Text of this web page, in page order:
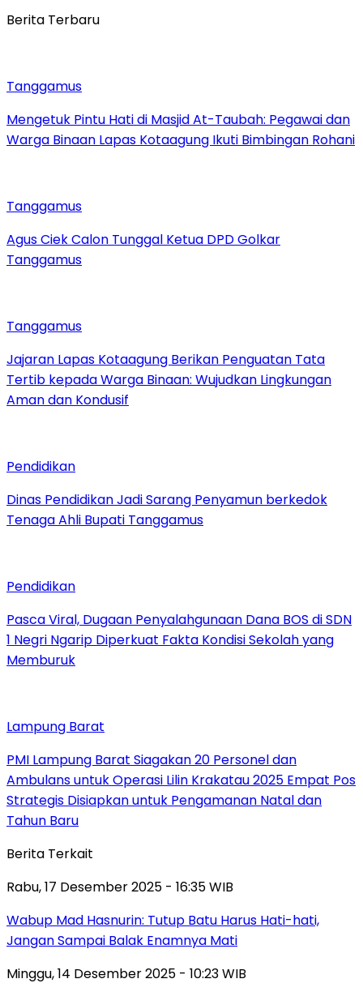
Berita Terbaru
Tanggamus
Mengetuk Pintu Hati di Masjid At-Taubah: Pegawai dan
Warga Binaan Lapas Kotaagung Ikuti Bimbingan Rohani
Tanggamus
Agus Ciek Calon Tunggal Ketua DPD Golkar
Tanggamus
Tanggamus
Jajaran Lapas Kotaagung Berikan Penguatan Tata
Tertib kepada Warga Binaan: Wujudkan Lingkungan
Aman dan Kondusif
Pendidikan
Dinas Pendidikan Jadi Sarang Penyamun berkedok
Tenaga Ahli Bupati Tanggamus
Pendidikan
Pasca Viral, Dugaan Penyalahgunaan Dana BOS di SDN
1 Negri Ngarip Diperkuat Fakta Kondisi Sekolah yang
Memburuk
Lampung Barat
PMI Lampung Barat Siagakan 20 Personel dan
Ambulans untuk Operasi Lilin Krakatau 2025 Empat Pos
Strategis Disiapkan untuk Pengamanan Natal dan
Tahun Baru
Berita Terkait
Rabu, 17 Desember 2025 - 16:35 WIB
Wabup Mad Hasnurin: Tutup Batu Harus Hati-hati,
Jangan Sampai Balak Enamnya Mati
Minggu, 14 Desember 2025 - 10:23 WIB